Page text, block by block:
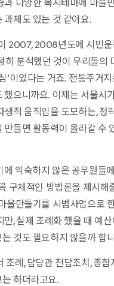
과 다양한 복지테마에 마을
과제도 있는 것 같아요.
2007, 2008년도에 시민운
히 분석했던 것이 우리들의
’이었다는 거죠. 전통주거
했으니까요. 이제는 서울시
생적 움직임을 도모하는, 정
만들면 활동력이 올라갈 수
에 익숙하지 않은 공무원들
구체적인 방법론을 제시해
을만들기를 시범사업으로
만, 실제 조례화 했을 때 예
것도 필요하지 않을까 합
조례, 담당관 전담조치, 종
하더라고요.